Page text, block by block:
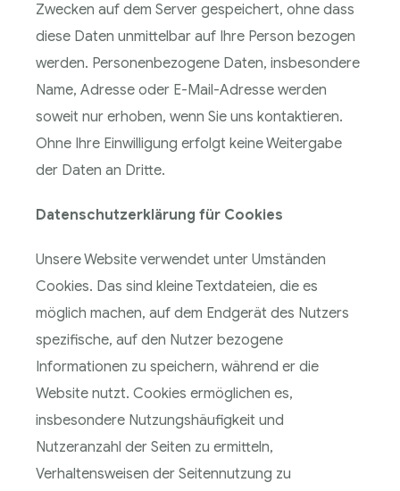
Zwecken auf dem Server gespeichert, ohne dass
diese Daten unmittelbar auf Ihre Person bezogen
werden. Personenbezogene Daten, insbesondere
Name, Adresse oder E-Mail-Adresse werden
soweit nur erhoben, wenn Sie uns kontaktieren.
Ohne Ihre Einwilligung erfolgt keine Weitergabe
der Daten an Dritte.
Datenschutzerklärung für Cookies
Unsere Website verwendet unter Umständen
Cookies. Das sind kleine Textdateien, die es
möglich machen, auf dem Endgerät des Nutzers
spezifische, auf den Nutzer bezogene
Informationen zu speichern, während er die
Website nutzt. Cookies ermöglichen es,
insbesondere Nutzungshäufigkeit und
Nutzeranzahl der Seiten zu ermitteln,
Verhaltensweisen der Seitennutzung zu